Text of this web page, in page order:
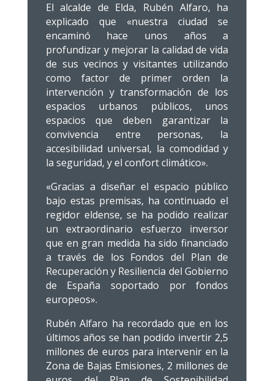
El alcalde de Elda, Rubén Alfaro, ha
explicado que «nuestra ciudad se
encaminó hace unos años a
profundizar y mejorar la calidad de vida
de sus vecinos y visitantes utilizando
como factor de primer orden la
intervención y transformación de los
espacios urbanos públicos, unos
espacios que deben garantizar la
convivencia entre personas, la
accesibilidad universal, la comodidad y
la seguridad, y el confort climático».
«Gracias a diseñar el espacio público
bajo estas premisas, ha continuado el
regidor eldense, se ha podido realizar
un extraordinario esfuerzo inversor
que en gran medida ha sido financiado
a través de los Fondos del Plan de
Recuperación y Resiliencia del Gobierno
de España soportado por fondos
europeos».
Rubén Alfaro ha recordado que en los
últimos años se han podido invertir 2,5
millones de euros para intervenir en la
Zona de Bajas Emisiones, 2 millones de